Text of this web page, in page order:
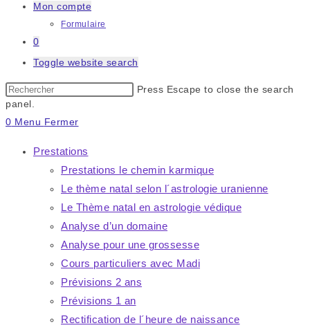
Mon compte
Formulaire
0
Toggle website search
Press Escape to close the search
panel.
0 Menu Fermer
Prestations
Prestations le chemin karmique
Le thème natal selon l´astrologie uranienne
Le Thème natal en astrologie védique
Analyse d’un domaine
Analyse pour une grossesse
Cours particuliers avec Madi
Prévisions 2 ans
Prévisions 1 an
Rectification de l´heure de naissance